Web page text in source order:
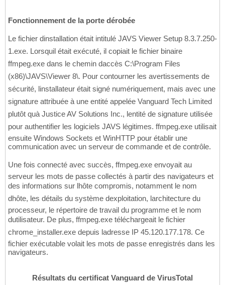
Fonctionnement de la porte dérobée
Le fichier dinstallation était intitulé JAVS Viewer Setup 8.3.7.250-
1.exe. Lorsquil était exécuté, il copiait le fichier binaire
ffmpeg.exe dans le chemin daccès C:\Program Files
(x86)\JAVS\Viewer 8\. Pour contourner les avertissements de
sécurité, linstallateur était signé numériquement, mais avec une
signature attribuée à une entité appelée Vanguard Tech Limited
plutôt quà Justice AV Solutions Inc., lentité de signature utilisée
pour authentifier les logiciels JAVS légitimes. ffmpeg.exe utilisait
ensuite Windows Sockets et WinHTTP pour établir une
communication avec un serveur de commande et de contrôle.
Une fois connecté avec succès, ffmpeg.exe envoyait au
serveur les mots de passe collectés à partir des navigateurs et
des informations sur lhôte compromis, notamment le nom
dhôte, les détails du système dexploitation, larchitecture du
processeur, le répertoire de travail du programme et le nom
dutilisateur. De plus, ffmpeg.exe téléchargeait le fichier
chrome_installer.exe depuis ladresse IP 45.120.177.178. Ce
fichier exécutable volait les mots de passe enregistrés dans les
navigateurs.
Résultats du certificat Vanguard de VirusTotal